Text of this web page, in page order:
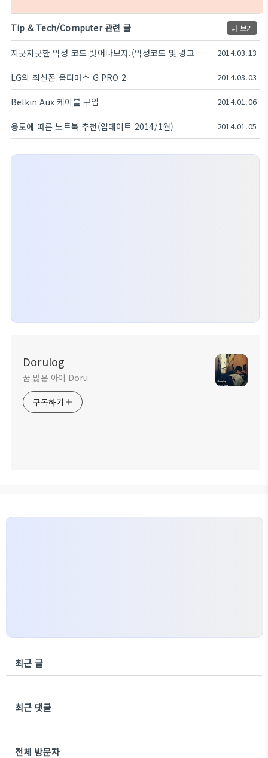
Tip & Tech/Computer 관련 글 더 보기
지긋지긋한 악성 코드 벗어나보자.(악성코드 및 광고 사이트 제거하기) 2014.03.13
LG의 최신폰 옵티머스 G PRO 2 2014.03.03
Belkin Aux 케이블 구입 2014.01.06
용도에 따른 노트북 추천(업데이트 2014/1월) 2014.01.05
Dorulog
꿈 많은 아이 Doru
구독하기
최근 글
최근 댓글
전체 방문자